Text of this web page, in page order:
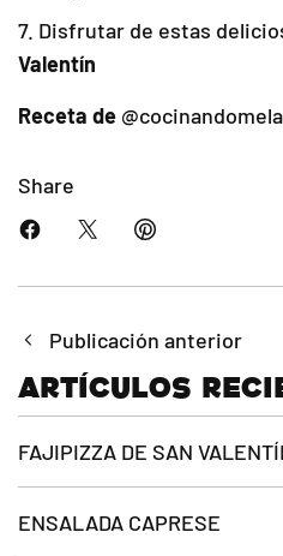
Disfrutar de estas
Valentín
Receta de
Share
Publicación anterior
Artículos
FAJIPIZZA DE SAN
ENSALADA CAPRESE